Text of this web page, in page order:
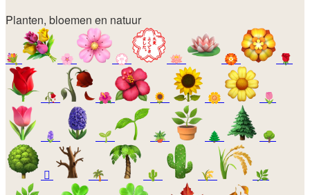
Planten, bloemen en natuur
💐 🌸 💮 🪷 🏵️ 🌹
🥀 🌺 🌻 🌼 🌷
🪻 🌱 🪴 🌲 🌳
🪾 🌴 🌵 🌾 🌿